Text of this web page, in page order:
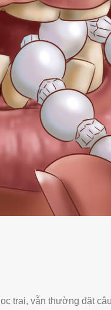
trai, vẫn thường đặt